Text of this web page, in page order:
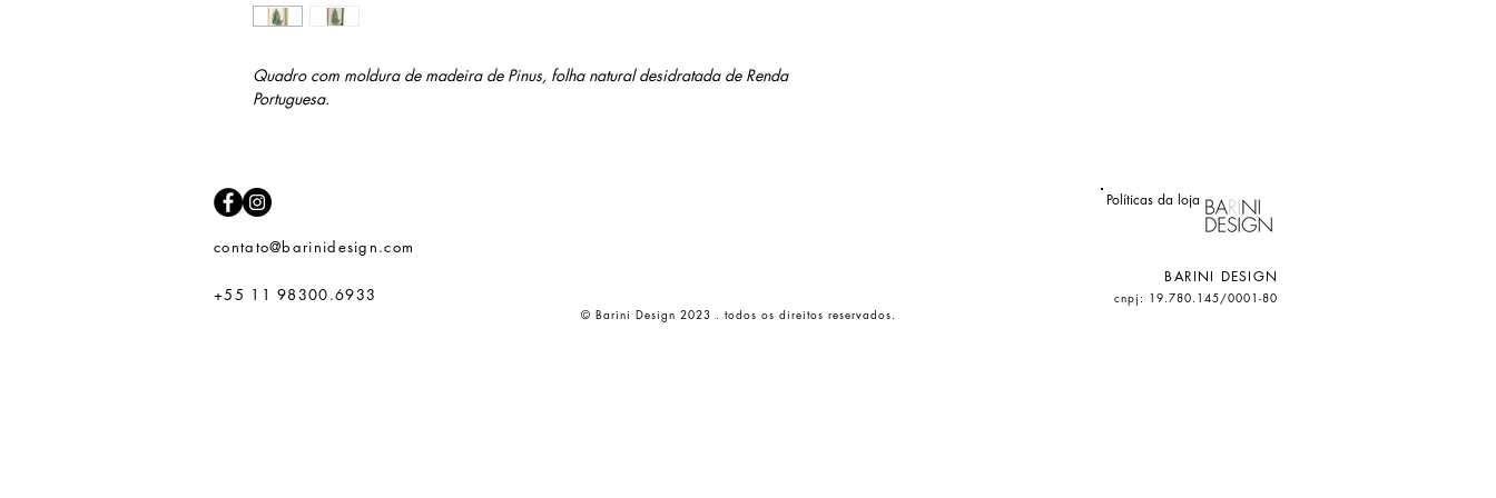
Quadro com moldura de madeira de Pinus, folha natural desidratada de Renda
Portuguesa.
contato@barinidesign.com
+55 11 98300.6933
Políticas da loja
BARINI DESIGN
cnpj: 19.780.145/0001-80
© Barini Design 2023 . todos os direitos reservados.